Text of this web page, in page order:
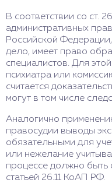
психических
личное дело —
состоянии
расстройствах и
экспертизы.
состояния лица
наблюдение.
собранные
Документ
доказательства.
В соответствии со ст.
административных
Российской
дело, имеет право
специалистов. Для
психиатра или
считается
могут в том числе
Аналогично
правосудии выводы
обязательными для
или нежелание
процессе должно быть
статьей 26.11 КоАП РФ.